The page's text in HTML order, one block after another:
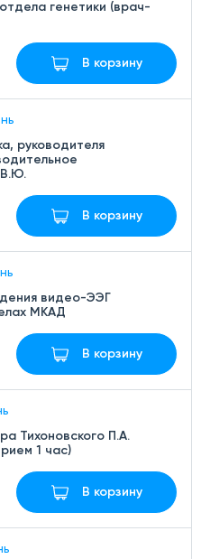
генетики (врач-
В корзину
руководителя
В.Ю.
В корзину
видео-ЭЭГ
МКАД
В корзину
Тихоновского П.А.
1 час)
В корзину